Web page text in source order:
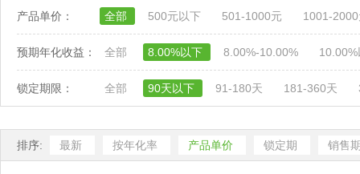
产品单价： 全部 500元以下 501-1000元 1001-
预期年化收益： 全部 8.00%以下 8.00%-10.00%
锁定期限： 全部 90天以下 91-180天 181-360天
排序: 最新 按年化率 产品单价 锁定期 销售